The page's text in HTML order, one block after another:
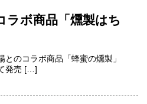
ラボ商品「燻製はち
のコラボ商品「蜂蜜の燻製」
発売 […]